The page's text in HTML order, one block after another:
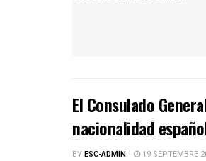
El Consulado
nacionalidad
BYESC-ADMIN 19 SEPTEMBRE